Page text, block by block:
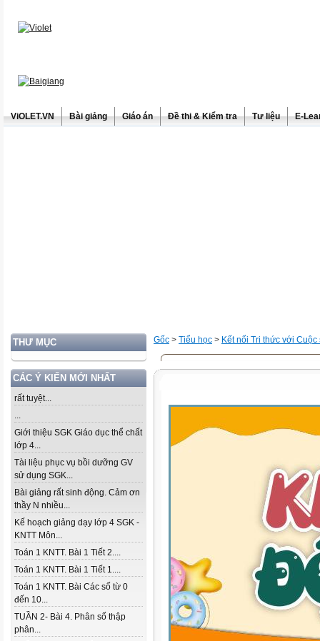
ViOLET.VN Bài giảng Giáo án Đề thi & Kiểm tra Tư liệu E-
THƯ MỤC
CÁC Ý KIẾN MỚI NHẤT
rất tuyệt...
...
Giới thiệu SGK Giáo dục thể chất
lớp 4...
Tài liệu phục vụ bồi dưỡng GV
sử dụng SGK...
Bài giảng rất sinh động. Cảm ơn
thầy N nhiều...
Kế hoạch giảng dạy lớp 4 SGK -
KNTT Môn...
Toán 1 KNTT. Bài 1 Tiết 2....
Toán 1 KNTT. Bài 1 Tiết 1....
Toán 1 KNTT. Bài Các số từ 0
đến 10...
TUẦN 2- Bài 4. Phân số thập
phân...
Gốc > Tiểu học > Kết nối Tri thức với Cuộc